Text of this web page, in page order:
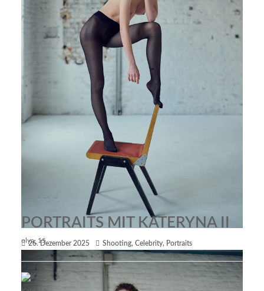
olya_15
PORTRAITS MIT KATERYNA II
26. Dezember 2025 Shooting, Celebrity, Portraits